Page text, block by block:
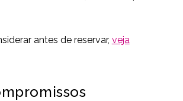
antes de reservar, veja